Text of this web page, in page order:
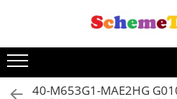
Toate Produsele
Placi de baza
Sursa alimentare
40-M653G1-MAE2HG